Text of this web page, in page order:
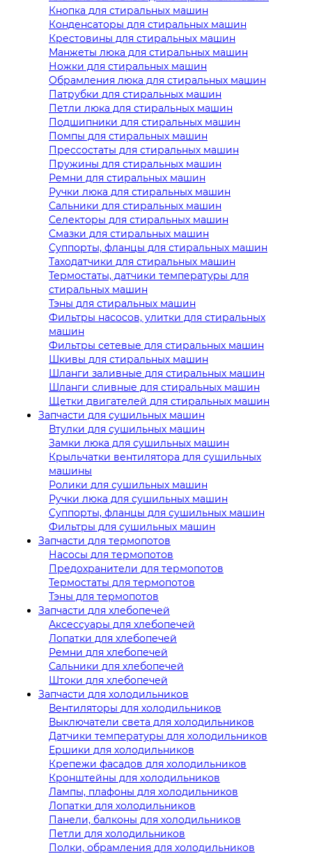
Кнопка для стиральных машин
Конденсаторы для стиральных машин
Крестовины для стиральных машин
Манжеты люка для стиральных машин
Ножки для стиральных машин
Обрамления люка для стиральных машин
Патрубки для стиральных машин
Петли люка для стиральных машин
Подшипники для стиральных машин
Помпы для стиральных машин
Прессостаты для стиральных машин
Пружины для стиральных машин
Ремни для стиральных машин
Ручки люка для стиральных машин
Сальники для стиральных машин
Селекторы для стиральных машин
Смазки для стиральных машин
Суппорты, фланцы для стиральных машин
Таходатчики для стиральных машин
Термостаты, датчики температуры для
стиральных машин
Тэны для стиральных машин
Фильтры насосов, улитки для стиральных
машин
Фильтры сетевые для стиральных машин
Шкивы для стиральных машин
Шланги заливные для стиральных машин
Шланги сливные для стиральных машин
Щетки двигателей для стиральных машин
Запчасти для сушильных машин
Втулки для сушильных машин
Замки люка для сушильных машин
Крыльчатки вентилятора для сушильных
машины
Ролики для сушильных машин
Ручки люка для сушильных машин
Суппорты, фланцы для сушильных машин
Фильтры для сушильных машин
Запчасти для термопотов
Насосы для термопотов
Предохранители для термопотов
Термостаты для термопотов
Тэны для термопотов
Запчасти для хлебопечей
Аксессуары для хлебопечей
Лопатки для хлебопечей
Ремни для хлебопечей
Сальники для хлебопечей
Штоки для хлебопечей
Запчасти для холодильников
Вентиляторы для холодильников
Выключатели света для холодильников
Датчики температуры для холодильников
Ершики для холодильников
Крепежи фасадов для холодильников
Кронштейны для холодильников
Лампы, плафоны для холодильников
Лопатки для холодильников
Панели, балконы для холодильников
Петли для холодильников
Полки, обрамления для холодильников